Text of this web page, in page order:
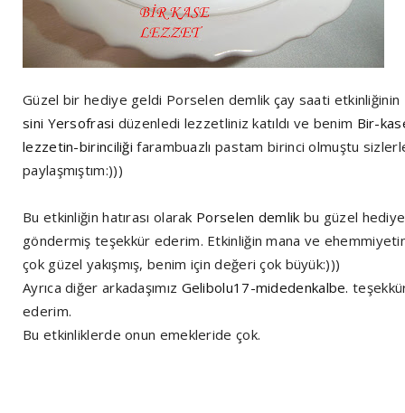
Güzel bir hediye geldi Porselen demlik çay saati etkinliğinin
sini Yersofrasi düzenledi lezzetliniz katıldı ve benim Bir-
lezzetin-birinciliğifarambuazlı pastam birinci olmuştu
paylaşmıştım:)))
Bu etkinliğin hatırası olarak Porselen demlik bu güzel
göndermiş teşekkür ederim. Etkinliğin mana ve
çok güzel yakışmış, benim için değeri çok büyük:)))
Ayrıca diğer arkadaşımız Gelibolu17-midedenkalbe.
ederim.
Bu etkinliklerde onun emekleride çok.